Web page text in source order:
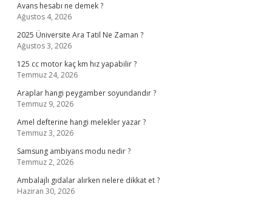
Avans hesabı ne demek ?
Ağustos 4, 2026
2025 Üniversite Ara Tatil Ne Zaman ?
Ağustos 3, 2026
125 cc motor kaç km hız yapabilir ?
Temmuz 24, 2026
Araplar hangi peygamber soyundandır ?
Temmuz 9, 2026
Amel defterine hangi melekler yazar ?
Temmuz 3, 2026
Samsung ambiyans modu nedir ?
Temmuz 2, 2026
Ambalajlı gıdalar alırken nelere dikkat et ?
Haziran 30, 2026